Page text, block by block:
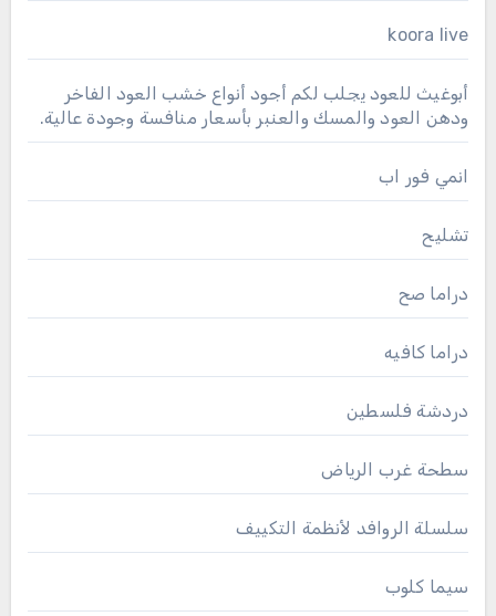
koora live
أبوغيث للعود يجلب لكم أجود أنواع خشب العود الفاخر
ودهن العود والمسك والعنبر بأسعار منافسة وجودة عالية.
انمي فور اب
تشليح
دراما صح
دراما كافيه
دردشة فلسطين
سطحة غرب الرياض
سلسلة الروافد لأنظمة التكييف
سيما كلوب